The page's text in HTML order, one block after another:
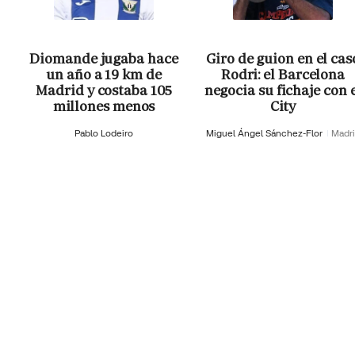
Diomande jugaba hace
un año a 19 km de
Madrid y costaba 105
millones menos
Pablo Lodeiro
Giro de guion en el
Rodri: el Barcelona
negocia su fichaje con
City
Miguel Ángel Sánchez-Flor